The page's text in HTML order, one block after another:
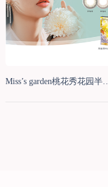
Miss’s garden桃花秀花园半年抛